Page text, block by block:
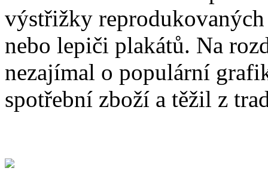
výstřižky
nebo lepiči plakátů. Na
nezajímal o populární
spotřební zboží a těžil z